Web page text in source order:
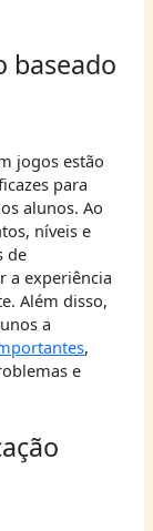
baseado
jogos estão
para
alunos. Ao
níveis e
de
a experiência
Além disso,
a
,
e